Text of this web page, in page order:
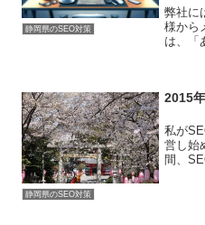
静岡県のSEO対策
弊社に
様から
は、「
くだ
の中
弊社は
静岡県のSEO対策
2015
私が
営し始
間、
ーゲ